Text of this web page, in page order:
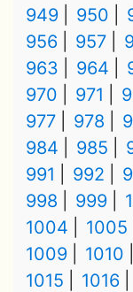
949
950
956
957
963
964
970
971
977
978
984
985
991
992
998
999
1004
1005
1009
1010
1015
1016